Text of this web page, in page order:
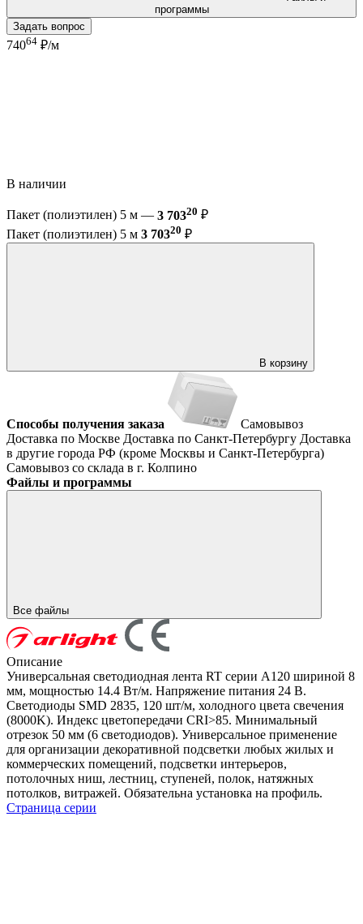
программы
Задать вопрос
74064 ₽/м
В наличии
Пакет (полиэтилен) 5 м — 3 70320 ₽
Пакет (полиэтилен) 5 м 3 70320 ₽
В корзину
Способы получения заказа
Самовывоз
Доставка по Москве Доставка по Санкт-Петербургу Доставка
в другие города РФ (кроме Москвы и Санкт-Петербурга)
Самовывоз со склада в г. Колпино
Файлы и программы
Все файлы
Описание
Универсальная светодиодная лента RT серии A120 шириной 8
мм, мощностью 14.4 Вт/м. Напряжение питания 24 В.
Светодиоды SMD 2835, 120 шт/м, холодного цвета свечения
(8000K). Индекс цветопередачи CRI>85. Минимальный
отрезок 50 мм (6 светодиодов). Универсальное применение
для организации декоративной подсветки любых жилых и
коммерческих помещений, подсветки интерьеров,
потолочных ниш, лестниц, ступеней, полок, натяжных
потолков, витражей. Обязательна установка на профиль.
Страница серии